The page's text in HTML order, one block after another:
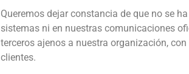
Pablo Gómez de Pablos
Socio Director
Se incorporó a GBS Finance en 1992 y se
Queremos dejar constancia de que no se
sistemas ni en nuestras comunicaciones
terceros ajenos a nuestra organización,
clientes.